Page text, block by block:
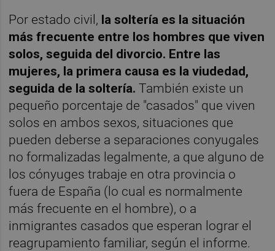
Por estado civil, la soltería es la situación
más frecuente entre los hombres que viven
solos, seguida del divorcio. Entre las
mujeres, la primera causa es la viudedad,
seguida de la soltería. También existe un
pequeño porcentaje de "casados" que viven
solos en ambos sexos, situaciones que
pueden deberse a separaciones conyugales
no formalizadas legalmente, a que alguno de
los cónyuges trabaje en otra provincia o
fuera de España (lo cual es normalmente
más frecuente en el hombre), o a
inmigrantes casados que esperan lograr el
reagrupamiento familiar, según el informe.